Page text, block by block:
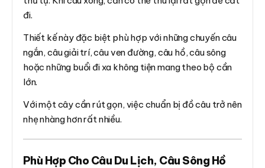
đi.
Thiết kế này đặc biệt phù hợp với những chuyến câu
ngắn, câu giải trí, câu ven đường, câu hồ, câu sông
hoặc những buổi đi xa không tiện mang theo bộ cần
lớn.
Với một cây cần rút gọn, việc chuẩn bị đồ câu trở nên
nhẹ nhàng hơn rất nhiều.
Phù Hợp Cho Câu Du Lịch, Câu Sông Hồ